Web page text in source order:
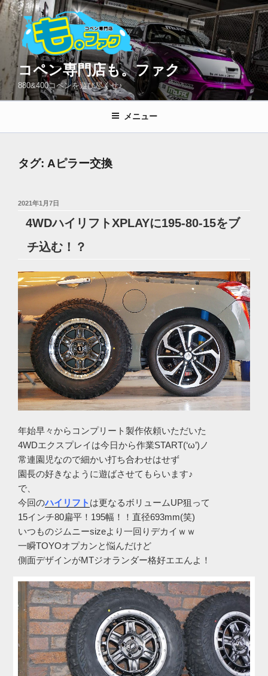
コ
ン
へ
プ
コペン専門店も。ファク
880&400コペンを遊び尽くせ♪
メニュー
タグ: Aピラー交換
投
日:
2021年1月7日
4WDハイリフトXPLAYに195-80-15をブ
チ込む！？
年始早々からコンプリート製作依頼いただいた
4WDエクスプレイは今日から作業START(‘ω’)ノ
常連園児なので細かい打ち合わせはせず
園長の好きなように遊ばさせてもらいます♪
で、
今回のハイリフト は更なるボリュームUP狙って
15インチ80扁平！195幅！！直径693mm(笑)
いつものジムニーsizeより一回りデカイｗｗ
一瞬TOYOオプカンと悩んだけど
側面デザインがMTジオランダー格好エエんよ！